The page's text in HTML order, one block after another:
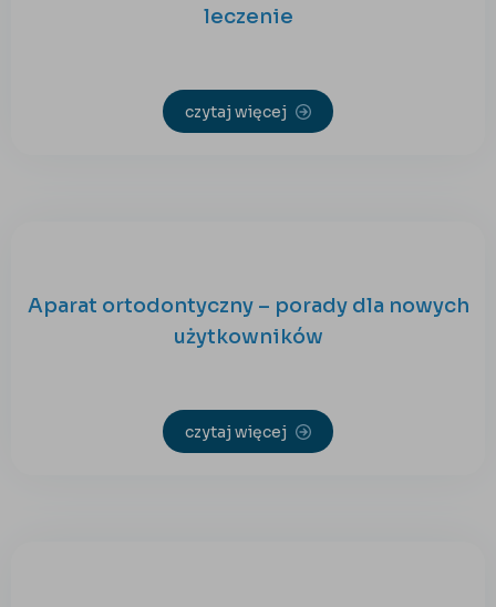
leczenie
czytaj więcej
Aparat ortodontyczny – porady dla nowych
użytkowników
czytaj więcej